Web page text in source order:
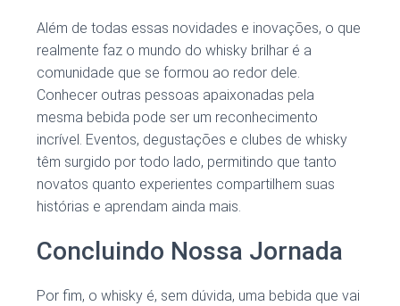
Além de todas essas novidades e inovações, o que
realmente faz o mundo do whisky brilhar é a
comunidade que se formou ao redor dele.
Conhecer outras pessoas apaixonadas pela
mesma bebida pode ser um reconhecimento
incrível. Eventos, degustações e clubes de whisky
têm surgido por todo lado, permitindo que tanto
novatos quanto experientes compartilhem suas
histórias e aprendam ainda mais.
Concluindo Nossa Jornada
Por fim, o whisky é, sem dúvida, uma bebida que vai